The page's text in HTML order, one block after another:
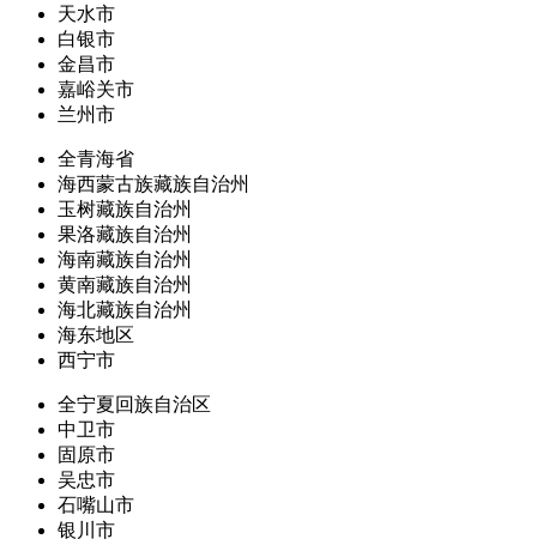
天水市
白银市
金昌市
嘉峪关市
兰州市
全青海省
海西蒙古族藏族自治州
玉树藏族自治州
果洛藏族自治州
海南藏族自治州
黄南藏族自治州
海北藏族自治州
海东地区
西宁市
全宁夏回族自治区
中卫市
固原市
吴忠市
石嘴山市
银川市